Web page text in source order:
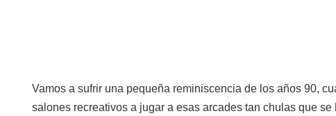
Vamos a sufrir una pequeña reminiscencia de los años 90,
salones recreativos a jugar a esas arcades tan chulas que